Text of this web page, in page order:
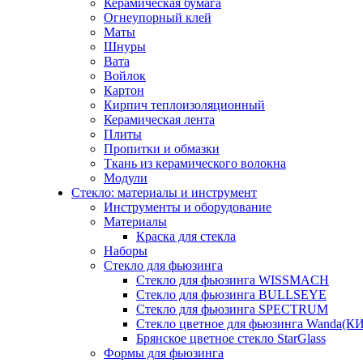
Керамическая бумага
Огнеупорный клей
Маты
Шнуры
Вата
Войлок
Картон
Кирпич теплоизоляционный
Керамическая лента
Плиты
Пропитки и обмазки
Ткань из керамического волокна
Модули
Стекло: материалы и инструмент
Инструменты и оборудование
Материалы
Краска для стекла
Наборы
Стекло для фьюзинга
Стекло для фьюзинга WISSMACH
Стекло для фьюзинга BULLSEYE
Стекло для фьюзинга SPECTRUM
Стекло цветное для фьюзинга
Брянское цветное стекло StarGlass
Формы для фьюзинга